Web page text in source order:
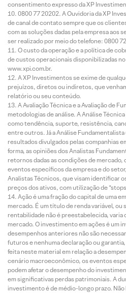
consentimento expresso da XP
0800 77 20202. A Ouvidoria da XP
de canal de contato sempre que os
com as soluções dadas pela empresa aos
ser realizado por meio do telefone: 0800
O custo da operação e a política de
de custos operacionais disponibilizadas
www.xpi.com.br.
A XP Investimentos se exime de
prejuízos, diretos ou indiretos, que
relatório ou seu conteúdo.
A Avaliação Técnica e a Avaliação de
metodologias de análise. A Análise
como tendência, suporte, resistência,
entre outros. Já a Análise
resultados divulgados pelas companhias
forma, as opiniões dos Analistas
retornos dadas as condições de
eventos específicos da empresa e do
Analistas Técnicos, que visam identificar
preços dos ativos, com utilização de
Ação é uma fração do capital de uma
mercado. É um título de renda variável, ou
rentabilidade não é preestabelecida, varia
mercado. O investimento em ações é um
desempenhos anteriores não são
futuros e nenhuma declaração ou
feita neste material em relação a
cenário macroeconômico, os eventos
podem afetar o desempenho do
em significativas perdas patrimoniais. A
investimento é de médio-longo prazo.